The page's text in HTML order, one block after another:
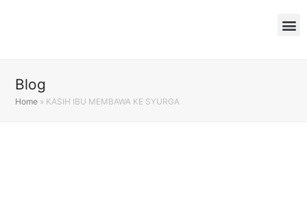
Blog
Home » KASIH IBU MEMBAWA KE SYURGA